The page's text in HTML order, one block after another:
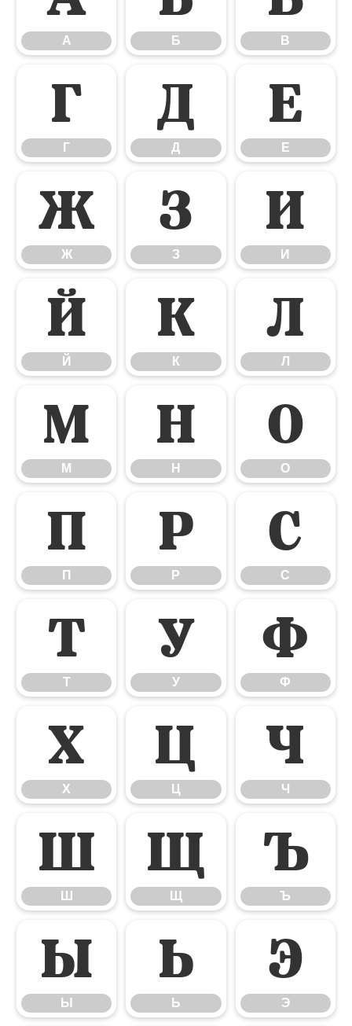
А Б В
Г
Г
Д
Д
Е
Е
Ж
Ж
З
З
И
И
Й
Й
К
К
Л
Л
М
М
Н
Н
О
О
П
П
Р
Р
С
С
Т
Т
У
У
Ф
Ф
Х
Х
Ц
Ц
Ч
Ч
Ш
Ш
Щ
Щ
Ъ
Ъ
Ы
Ы
Ь
Ь
Э
Э